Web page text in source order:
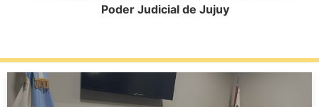
Poder Judicial de Jujuy